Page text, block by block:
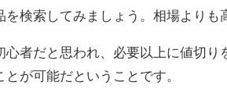
検索してみましょう。相場よりも
心者だと思われ、必要以上に値切
が可能だということです。